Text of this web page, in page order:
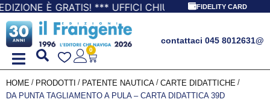
È GRATIS! *** UFFICI CHIUSI: 14-23 agostoFIDELITY CARD
contattaci 045 8012631@
0
HOME / PRODOTTI / PATENTE NAUTICA / CARTE DIDATTICHE /
DA PUNTA TAGLIAMENTO A PULA – CARTA DIDATTICA 39D